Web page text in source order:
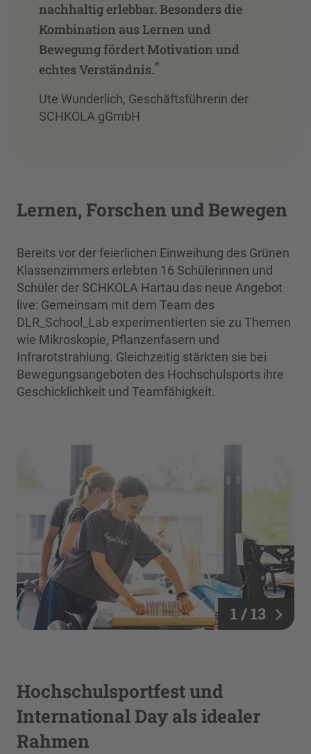
nachhaltig erlebbar. Besonders die
Kombination aus Lernen und
Bewegung fördert Motivation und
echtes Verständnis.”
Ute Wunderlich, Geschäftsführerin der
SCHKOLA gGmbH
Lernen, Forschen und Bewegen
Bereits vor der feierlichen Einweihung des Grünen
Klassenzimmers erlebten 16 Schülerinnen und
Schüler der SCHKOLA Hartau das neue Angebot
live: Gemeinsam mit dem Team des
DLR_School_Lab experimentierten sie zu Themen
wie Mikroskopie, Pflanzenfasern und
Infrarotstrahlung. Gleichzeitig stärkten sie bei
Bewegungsangeboten des Hochschulsports ihre
Geschicklichkeit und Teamfähigkeit.
1 / 13
Hochschulsportfest und
International Day als idealer
Rahmen